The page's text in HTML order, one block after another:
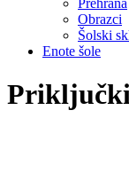
Prehrana
Obrazci
Šolski
Enote šole